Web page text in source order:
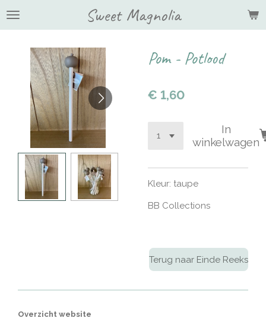
Ga
hoofdinhoud
Sweet Magnolia
Pom - Potlood
€ 1,60
In
winkelwagen
Kleur: taupe
BB Collections
Terug naar Einde Reeks
Overzicht website